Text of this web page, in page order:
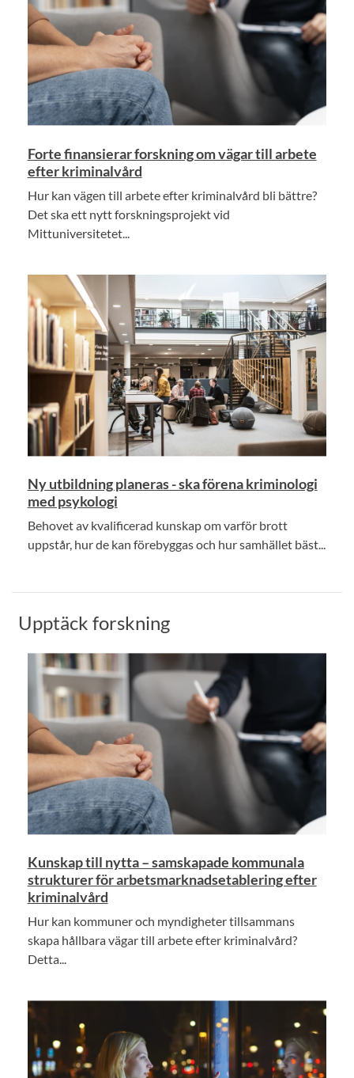
Forte finansierar forskning om vägar till arbete
efter kriminalvård
Hur kan vägen till arbete efter kriminalvård bli bättre?
Det ska ett nytt forskningsprojekt vid
Mittuniversitetet...
Ny utbildning planeras - ska förena kriminologi
med psykologi
Behovet av kvalificerad kunskap om varför brott
uppstår, hur de kan förebyggas och hur samhället bäst...
Upptäck forskning
Kunskap till nytta – samskapade kommunala
strukturer för arbetsmarknadsetablering efter
kriminalvård
Hur kan kommuner och myndigheter tillsammans
skapa hållbara vägar till arbete efter kriminalvård?
Detta...